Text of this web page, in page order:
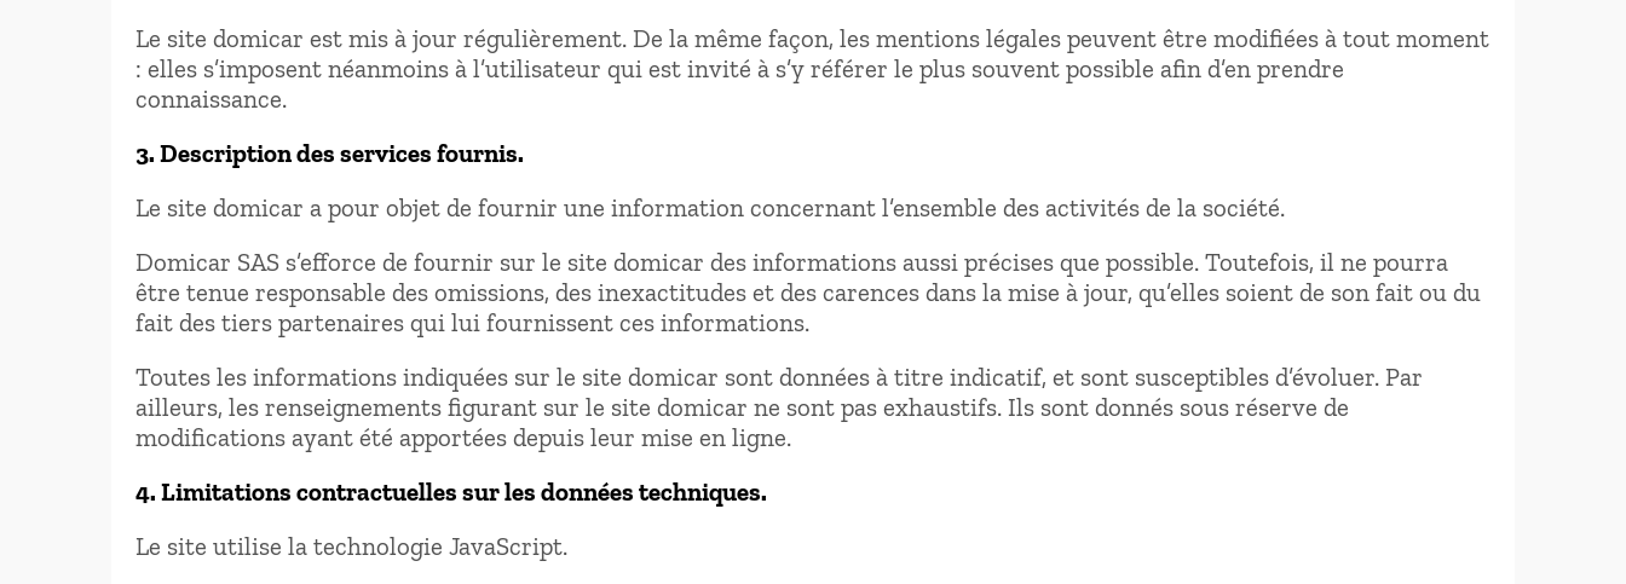
Le site domicar est mis à jour régulièrement. De la même façon, les mentions légales peuvent être modifiées à tout moment
: elles s’imposent néanmoins à l’utilisateur qui est invité à s’y référer le plus souvent possible afin d’en prendre
connaissance.
3. Description des services fournis.
Le site domicar a pour objet de fournir une information concernant l’ensemble des activités de la société.
Domicar SAS s’efforce de fournir sur le site domicar des informations aussi précises que possible. Toutefois, il ne pourra
être tenue responsable des omissions, des inexactitudes et des carences dans la mise à jour, qu’elles soient de son fait ou du
fait des tiers partenaires qui lui fournissent ces informations.
Toutes les informations indiquées sur le site domicar sont données à titre indicatif, et sont susceptibles d’évoluer. Par
ailleurs, les renseignements figurant sur le site domicar ne sont pas exhaustifs. Ils sont donnés sous réserve de
modifications ayant été apportées depuis leur mise en ligne.
4. Limitations contractuelles sur les données techniques.
Le site utilise la technologie JavaScript.